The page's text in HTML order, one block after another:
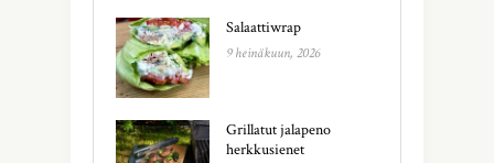
Salaattiwrap
9 heinäkuun, 2026
Grillatut jalapeno
herkkusienet